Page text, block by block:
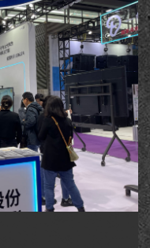
化解决方案的生产型企业，